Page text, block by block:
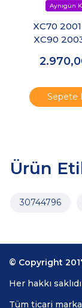
XC70
XC90
Geniş
Sepete
Ürün
30744796
© Copyright
Her hakkı
Tüm ticari